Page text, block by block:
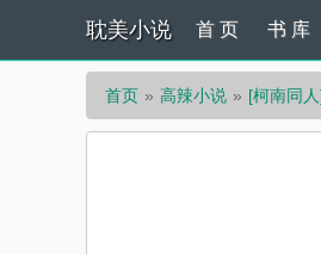
耽美小说 首 页 书 库
首页 高辣小说 [柯南同